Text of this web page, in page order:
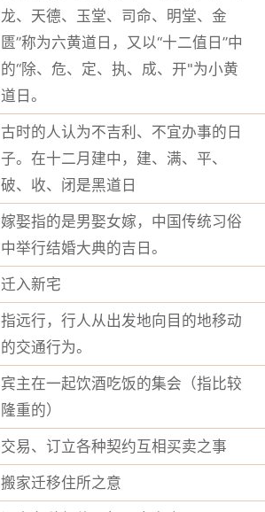
龙、天德、玉堂、司命、明堂、金
匮”称为六黄道日，又以“十二值日”中
的“除、危、定、执、成、开"为小黄
道日。
古时的人认为不吉利、不宜办事的日
子。在十二月建中，建、满、平、
破、收、闭是黑道日
嫁娶指的是男娶女嫁，中国传统习俗
中举行结婚大典的吉日。
迁入新宅
指远行，行人从出发地向目的地移动
的交通行为。
宾主在一起饮酒吃饭的集会（指比较
隆重的）
交易、订立各种契约互相买卖之事
搬家迁移住所之意